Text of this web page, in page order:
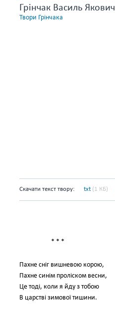
Грінчак Василь Якович
Твори Грінчака
Скачати текст твору: txt (1 КБ)
* * *
Пахне сніг вишневою корою,
Пахне синім проліском весни,
Це тоді, коли я йду з тобою
В царстві зимової тишини.